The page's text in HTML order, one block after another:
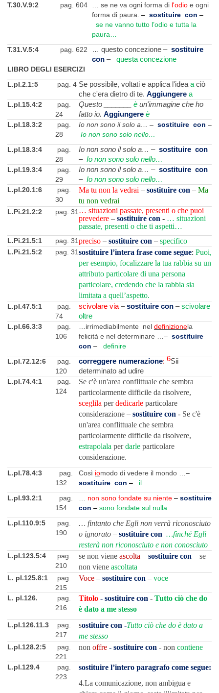
T.30.V.9:2 pag. 604 … se ne va ogni forma di l'odio e ogni
forma di paura. – sostituire con –
se ne vanno tutto l’odio e tutta la
paura…
T.31.V.5:4
pag. 622 … questo concezione – sostituire
con – questa concezione
LIBRO DEGLI ESERCIZI
L.pI.2.1:5
pag. 4 Se possibile, voltati e applica l'idea a ciò
che c'era dietro di te. Aggiungere a
L.pI.15.4:2
pag.
24
Questo _______ è un'immagine che ho
fatto io. Aggiungere è
L.pI.18.3:2
pag.
28
Io non sono il solo a… – sostituire con –
Io non sono solo nello…
L.pI.18.3:4
pag.
28
Io non sono il solo a… – sostituire con
– Io non sono solo nello…
L.pI.19.3:4
pag.
29
Io non sono il solo a… – sostituire con
– Io non sono solo nello…
L.pI.20.1:6
pag.
30
Ma tu non la vedrai – sostituire con – Ma
tu non vedrai
L.Pi.21.2:2 pag. 31 … situazioni passate, presenti o che puoi
prevedere – sostituire con - … situazioni
passate, presenti o che ti aspetti…
L.Pi.21.5:1 pag. 31preciso – sostituire con – specifico
L.Pi.21.5:2 pag. 31sostituire l’intera frase come segue: Puoi,
per esempio, focalizzare la tua rabbia su un
attributo particolare di una persona
particolare, credendo che la rabbia sia
limitata a quell’aspetto.
L.pI.47.5:1
pag.
74
scivolare via –sostituire con –scivolare
oltre
L.pI.66.3:3
pag.
106
…irrimediabilmente nel definizionela
felicità e nel determinare … – sostituire
con –
definire
L.pI.72.12:6
pag.
120
correggere numerazione: 6Sii
determinato ad udire
L.pI.74.4:1
pag.
124
Se c'è un'area conflittuale che sembra
particolarmente difficile da risolvere,
sceglila perdedicarle particolare
considerazione – sostituire con - Se c'è
un'area conflittuale che sembra
particolarmente difficile da risolvere,
estrapolala perdarle particolare
considerazione.
L.pI.78.4:3
pag.
132
Così iomodo di vedere il mondo … –
sostituire con –
il
L.pI.93.2:1
pag.
154
non sono fondate su niente – sostituire
con – sono fondate sul nulla
L.pI.110.9:5
pag.
190
… fintanto che Egli non verrà riconosciuto
o ignorato – sostituire con …finché Egli
resterà non riconosciuto e non conosciuto
L.pI.123.5:4
pag.
210
se non viene ascolta – sostituire con – se
non viene ascoltata
L. pI.125.8:1
pag.
215
Voce – sostituire con – voce
L. pI.126.
pag.
216
Titolo - sostituire con - Tutto ciò che do
è dato a me stesso
L.pI.126.11.3
pag.
217
sostituire con -Tutto ciò che do è dato a
me stesso
L.pI.128.2:5
pag.
221
non offre - sostituire con - non contiene
L.pI.129.4
pag.
223
sostituire l’intero paragrafo come segue:
4.La comunicazione, non ambigua e